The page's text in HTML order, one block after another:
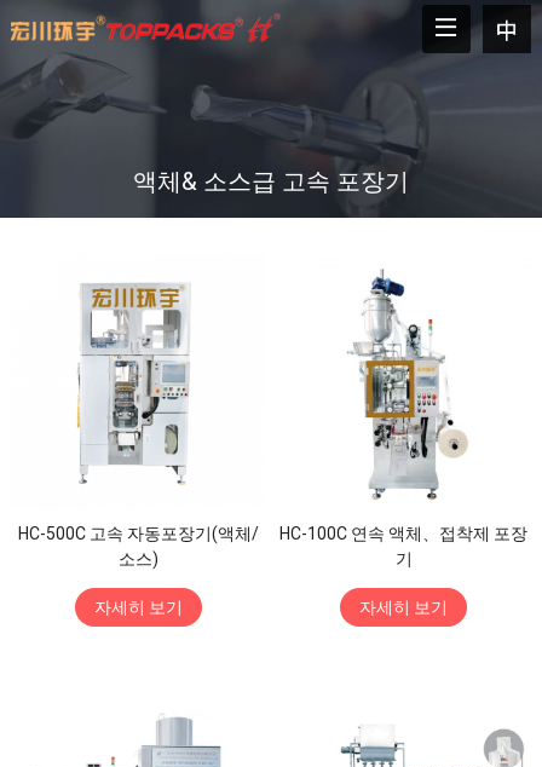
액체& 소스급 고속 포장기
HC-500C 고속 자동포장기(액체/
소스)
자세히 보기
HC-100C 연속 액체、접착제 포장
기
자세히 보기